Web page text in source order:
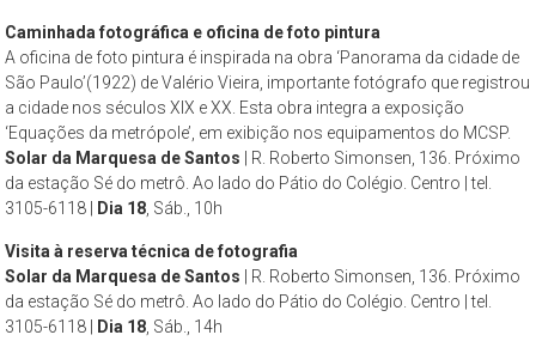
Caminhada fotográfica e oficina de foto pintura
A oficina de foto pintura é inspirada na obra ‘Panorama da cidade de
São Paulo’(1922) de Valério Vieira, importante fotógrafo que registrou
a cidade nos séculos XIX e XX. Esta obra integra a exposição
‘Equações da metrópole’, em exibição nos equipamentos do MCSP.
Solar da Marquesa de Santos | R. Roberto Simonsen, 136. Próximo
da estação Sé do metrô. Ao lado do Pátio do Colégio. Centro | tel.
3105-6118 |
Dia 18 , Sáb., 10h
Visita à reserva técnica de fotografia
Solar da Marquesa de Santos | R. Roberto Simonsen, 136. Próximo
da estação Sé do metrô. Ao lado do Pátio do Colégio. Centro | tel.
3105-6118 |
Dia 18 , Sáb., 14h